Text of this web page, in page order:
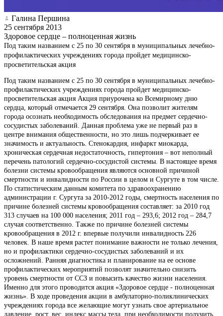
Галина Першина
25 сентября 2013
Здоровое сердце – полноценная жизнь
Под таким названием с 25 по 30 сентября в муниципальных лечебно-
профилактических учреждениях города пройдет медицинско-
просветительская акция
Под таким названием с 25 по 30 сентября в муниципальных лечебно-
профилактических учреждениях города пройдет медицинско-
просветительская акция Акция приурочена ко Всемирному дню
сердца, который отмечается 29 сентября. Она позволит жителям
города осознать необходимость обследования на предмет сердечно-
сосудистых заболеваний. Данная проблема уже не первый раз в
центре внимания общественности, но это лишь подчеркивает ее
значимость и актуальность. Стенокардия, инфаркт миокарда,
хроническая сердечная недостаточность, гипертония – вот неполный
перечень патологий сердечно-сосудистой системы. В настоящее время
болезни системы кровообращения являются основной причиной
смертности и инвалидности по России в целом и Сургуте в том числе.
По статистическим данным комитета по здравоохранению
администрации г. Сургута за 2010-2012 годы, смертность населения по
причине болезней системы кровообращения составляет: за 2010 год
313 случаев на 100 000 населения; 2011 год – 293,6; 2012 год – 284,7
случая соответственно. Также по причине болезней системы
кровообращения в 2012 г. впервые получили инвалидность 226
человек. В наше время растет понимание важности не только лечения,
но и профилактики сердечно-сосудистых заболеваний и их
осложнений. Ранняя диагностика и планирование на ее основе
профилактических мероприятий позволят значительно снизить
уровень смертности от ССЗ и повысить качество жизни населения.
Именно для этого проводится акция «Здоровое сердце - полноценная
жизнь». В ходе проведения акции в амбулаторно-поликлинических
учреждениях города все желающие могут узнать свое артериальное
давление, рост, вес, индекс массы тела, при необходимости получить